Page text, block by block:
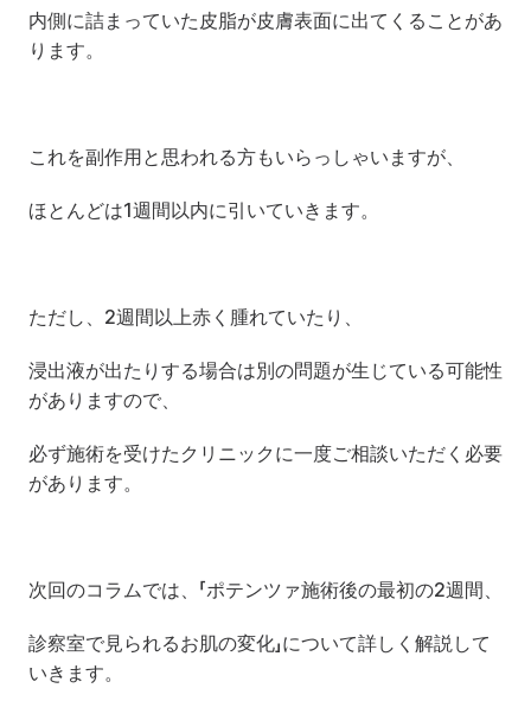
内側に詰まっていた皮脂が皮膚表面に出てくることがあ
ります。
これを副作用と思われる方もいらっしゃいますが、
ほとんどは1週間以内に引いていきます。
ただし、2週間以上赤く腫れていたり、
浸出液が出たりする場合は別の問題が生じている可能性
がありますので、
必ず施術を受けたクリニックに一度ご相談いただく必要
があります。
次回のコラムでは、「ポテンツァ施術後の最初の2週間、
診察室で見られるお肌の変化」について詳しく解説して
いきます。